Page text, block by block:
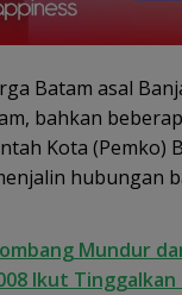
Batam asal
bahkan
Kota (Pemko)
hubungan
Mundur
Ikut
Dugaan
Rekrutmen
Anggota Polri di
Diselesaikan
Kekeluargaan